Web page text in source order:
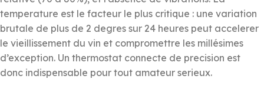
temperature est le facteur le plus critique : une variation
brutale de plus de 2 degres sur 24 heures peut accelerer
le vieillissement du vin et compromettre les millésimes
d’exception. Un thermostat connecte de precision est
donc indispensable pour tout amateur serieux.